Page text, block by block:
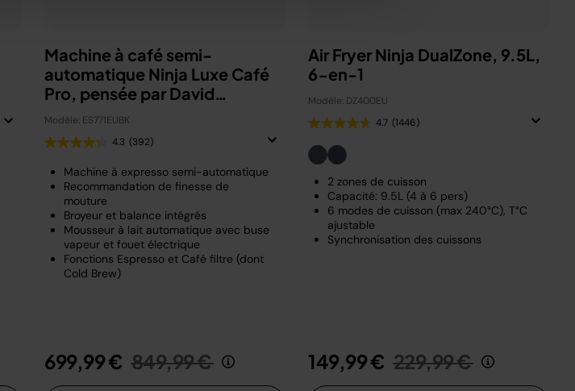
Machine à café semi-
automatique Ninja Luxe Café
Pro, pensée par David
Beckham
Modèle: ES771EUBK
4.3 (392)
Machine à expresso semi-automatique
Recommandation de finesse de
mouture
Broyeur et balance intégrés
Mousseur à lait automatique avec buse
vapeur et fouet électrique
Fonctions Espresso et Café filtre (dont
Cold Brew)
699,99 € Prix réduit de
849,99 €au
Air Fryer Ninja DualZone, 9.5L,
6-en-1
Modèle: DZ400EU
4.7 (1446)
2 zones de cuisson
Capacité: 9.5L (4 à 6 pers)
6 modes de cuisson (max 240°C), T°C
ajustable
Synchronisation des cuissons
149,99 € Prix réduit de
229,99 €au